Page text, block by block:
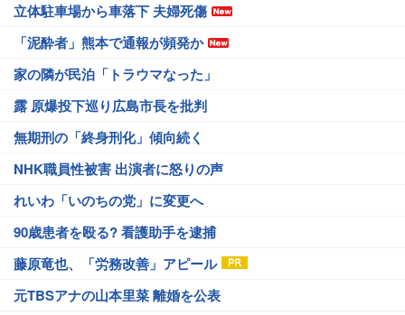
立体駐車場から車落下 夫婦死傷
「泥酔者」熊本で通報が頻発か
家の隣が民泊「トラウマなった」
露 原爆投下巡り広島市長を批判
無期刑の「終身刑化」傾向続く
NHK職員性被害 出演者に怒りの声
れいわ「いのちの党」に変更へ
90歳患者を殴る? 看護助手を逮捕
藤原竜也、「労務改善」アピール
元TBSアナの山本里菜 離婚を公表